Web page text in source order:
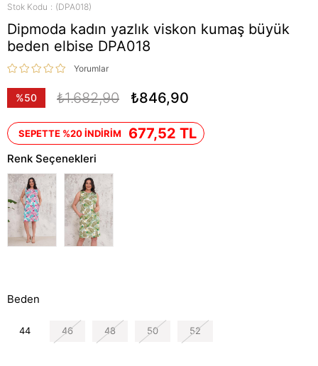
Stok Kodu (DPA018)
Dipmoda kadın yazlık viskon kumaş büyük
beden elbise DPA018
Yorumlar
%50
₺1.682,90 ₺846,90
SEPETTE %20 İNDİRİM 677,52 TL
Renk Seçenekleri
Beden
44 46 48 50 52